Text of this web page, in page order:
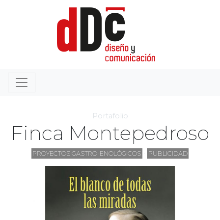
Portafolio
Finca Montepedroso
PROYECTOS GASTRO-ENOLÓGICOS · PUBLICIDAD